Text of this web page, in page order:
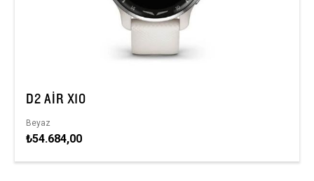
D2 AIR X10
Beyaz
₺54.684,00